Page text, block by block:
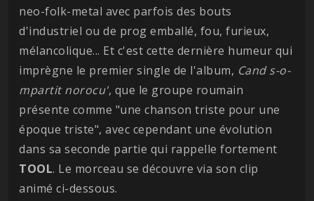
neo-folk-metal avec parfois des bouts
d'industriel ou de prog emballé, fou, furieux,
mélancolique... Et c'est cette dernière humeur qui
imprègne le premier single de l'album, Cand s-o-
mpartit norocu', que le groupe roumain
présente comme "une chanson triste pour une
époque triste", avec cependant une évolution
dans sa seconde partie qui rappelle fortement
TOOL. Le morceau se découvre via son clip
animé ci-dessous.